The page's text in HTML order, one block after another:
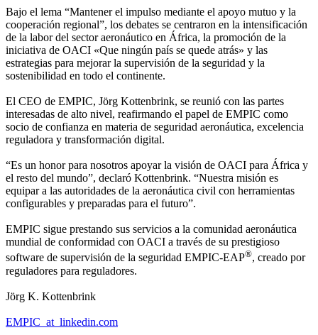
Bajo el lema “Mantener el impulso mediante el apoyo mutuo y la
cooperación regional”, los debates se centraron en la intensificación
de la labor del sector aeronáutico en África, la promoción de la
iniciativa de OACI «Que ningún país se quede atrás» y las
estrategias para mejorar la supervisión de la seguridad y la
sostenibilidad en todo el continente.
El CEO de EMPIC, Jörg Kottenbrink, se reunió con las partes
interesadas de alto nivel, reafirmando el papel de EMPIC como
socio de confianza en materia de seguridad aeronáutica, excelencia
reguladora y transformación digital.
“Es un honor para nosotros apoyar la visión de OACI para África y
el resto del mundo”, declaró Kottenbrink. “Nuestra misión es
equipar a las autoridades de la aeronáutica civil con herramientas
configurables y preparadas para el futuro”.
EMPIC sigue prestando sus servicios a la comunidad aeronáutica
mundial de conformidad con OACI a través de su prestigioso
software de supervisión de la seguridad EMPIC-EAP®, creado por
reguladores para reguladores.
Jörg K. Kottenbrink
EMPIC_at_linkedin.com